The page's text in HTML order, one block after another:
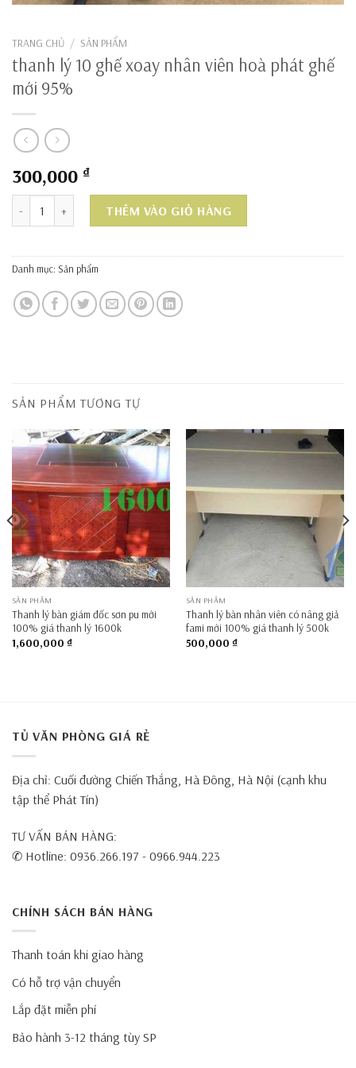
TRANG CHỦ / SẢN PHẨM
thanh lý 10 ghế xoay nhân viên hoà phát ghế
mới 95%
300,000 ₫
thanh lý 10 ghế xoay nhân viên hoà phát ghế mới 95% số lượng
THÊM VÀO GIỎ HÀNG
Danh mục: Sản phẩm
SẢN PHẨM TƯƠNG TỰ
SẢN PHẨM
Thanh lý bàn giám đốc sơn pu mới
100% giá thanh lý 1600k
1,600,000 ₫
SẢN PHẨM
Thanh lý bàn nhân viên có nâng giả
fami mới 100% giá thanh lý 500k
500,000 ₫
TỦ VĂN PHÒNG GIÁ RẺ
Địa chỉ: Cuối đường Chiến Thắng, Hà Đông, Hà Nội (cạnh khu
tập thể Phát Tín)
TƯ VẤN BÁN HÀNG:
✆ Hotline: 0936.266.197 - 0966.944.223
CHÍNH SÁCH BÁN HÀNG
Thanh toán khi giao hàng
Có hỗ trợ vận chuyển
Lắp đặt miễn phí
Bảo hành 3-12 tháng tùy SP